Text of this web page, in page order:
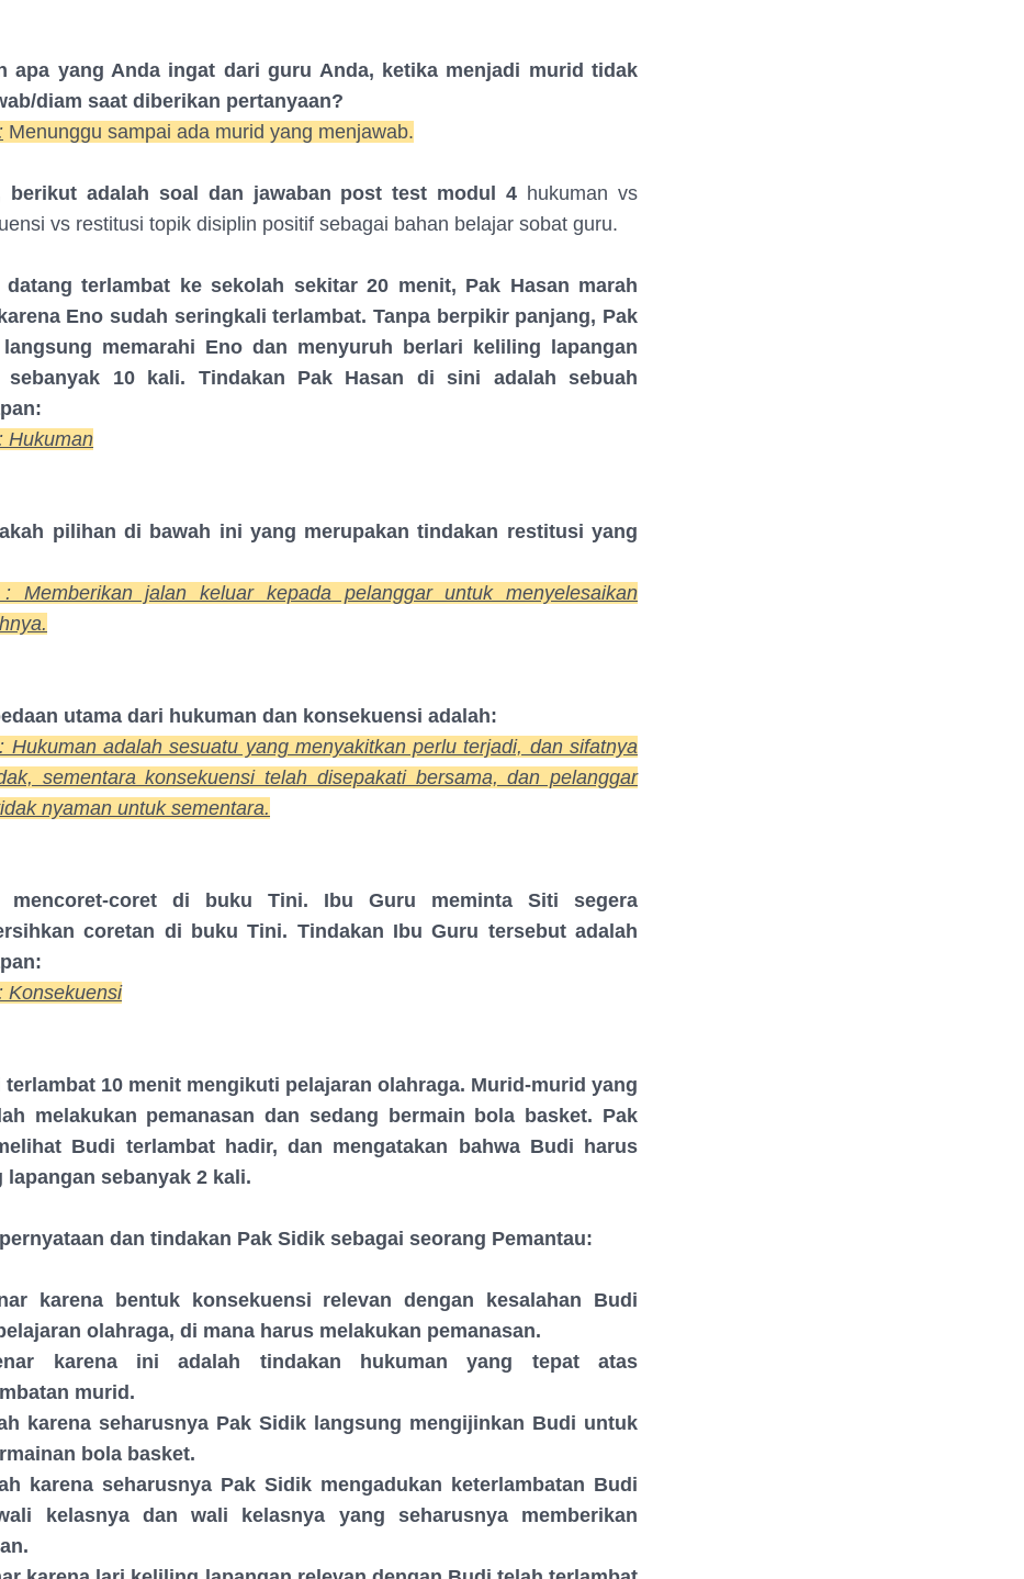
apa yang Anda ingat dari guru Anda, ketika menjadi murid tidak
diam saat diberikan pertanyaan?
Menunggu sampai ada murid yang menjawab.
berikut adalah soal dan jawaban post test modul 4 hukuman vs
vs restitusi topik disiplin positif sebagai bahan belajar sobat guru.
datang terlambat ke sekolah sekitar 20 menit, Pak Hasan marah
Eno sudah seringkali terlambat. Tanpa berpikir panjang, Pak
langsung memarahi Eno dan menyuruh berlari keliling lapangan
sebanyak 10 kali. Tindakan Pak Hasan di sini adalah sebuah
Hukuman
pilihan di bawah ini yang merupakan tindakan restitusi yang
Memberikan jalan keluar kepada pelanggar untuk menyelesaikan
utama dari hukuman dan konsekuensi adalah:
Hukuman adalah sesuatu yang menyakitkan perlu terjadi, dan sifatnya
sementara konsekuensi telah disepakati bersama, dan pelanggar
nyaman untuk sementara.
coret di buku Tini. Ibu Guru meminta Siti segera
coretan di buku Tini. Tindakan Ibu Guru tersebut adalah
Konsekuensi
terlambat 10 menit mengikuti pelajaran olahraga. Murid-murid yang
melakukan pemanasan dan sedang bermain bola basket. Pak
Budi terlambat hadir, dan mengatakan bahwa Budi harus
lapangan sebanyak 2 kali.
dan tindakan Pak Sidik sebagai seorang Pemantau:
karena bentuk konsekuensi relevan dengan kesalahan Budi
olahraga, di mana harus melakukan pemanasan.
karena ini adalah tindakan hukuman yang tepat atas
murid.
karena seharusnya Pak Sidik langsung mengijinkan Budi untuk
bola basket.
karena seharusnya Pak Sidik mengadukan keterlambatan Budi
kelasnya dan wali kelasnya yang seharusnya memberikan